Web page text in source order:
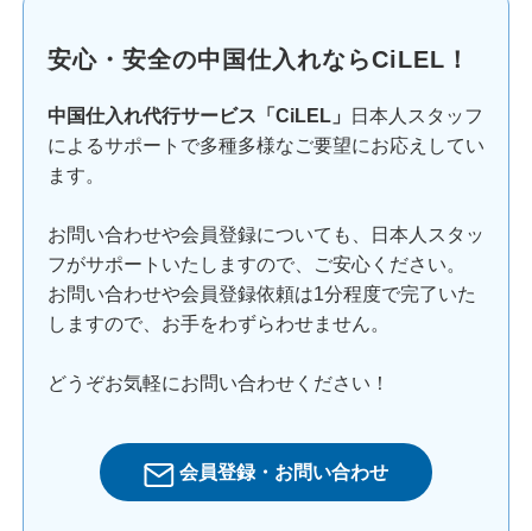
安心・安全の中国仕入れならCiLEL！
中国仕入れ代行サービス「CiLEL」
日本人スタッフ
によるサポートで多種多様なご要望にお応えしてい
ます。
お問い合わせや会員登録についても、日本人スタッ
フがサポートいたしますので、ご安心ください。
お問い合わせや会員登録依頼は1分程度で完了いた
しますので、お手をわずらわせません。
どうぞお気軽にお問い合わせください！
会員登録・お問い合わせ